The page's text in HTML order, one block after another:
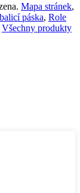
Mapa stránek,
páska, Role
Všechny produkty